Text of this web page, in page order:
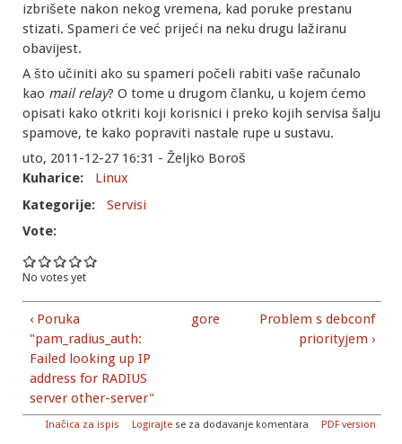
izbrišete nakon nekog vremena, kad poruke prestanu
stizati. Spameri će već prijeći na neku drugu lažiranu
obavijest.
A što učiniti ako su spameri počeli rabiti vaše računalo
kao mail relay? O tome u drugom članku, u kojem ćemo
opisati kako otkriti koji korisnici i preko kojih servisa šalju
spamove, te kako popraviti nastale rupe u sustavu.
uto, 2011-12-27 16:31 - Željko Boroš
Kuharice:
Linux
Kategorije:
Servisi
Vote:
No votes yet
‹ Poruka
"pam_radius_auth:
Failed looking up IP
address for RADIUS
server other-server"
gore
Problem s debconf
priorityjem ›
Inačica za ispis Logirajte se za dodavanje komentara PDF version